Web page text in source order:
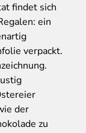
findet sich
ein
verpackt.
der
zu